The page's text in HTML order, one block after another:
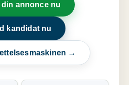
din annonce nu
kandidat nu
→